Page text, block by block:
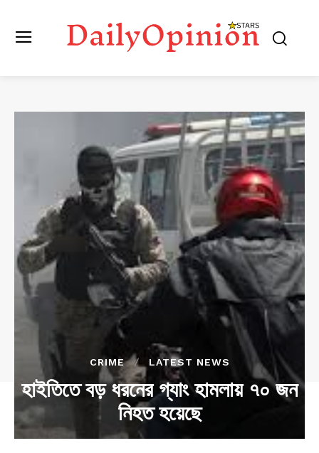
CRIME LATEST NEWS
হাইতিতে বড় ধরনের গ্যাং হামলায় ৭০ জন
নিহত হয়েছে